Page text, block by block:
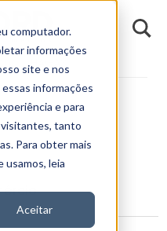
computador.
informações
site e nos
informações
e para
visitantes, tanto
Para obter mais
usamos, leia
Aceitar
HAGA3